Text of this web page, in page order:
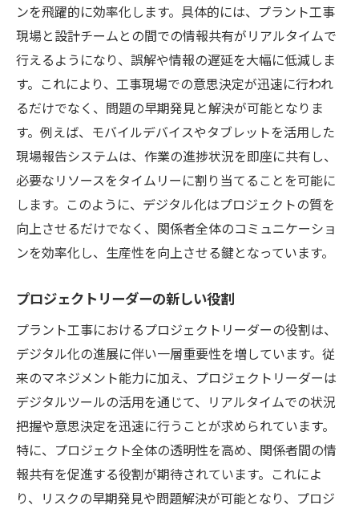
ンを飛躍的に効率化します。具体的には、プラント工事
現場と設計チームとの間での情報共有がリアルタイムで
行えるようになり、誤解や情報の遅延を大幅に低減しま
す。これにより、工事現場での意思決定が迅速に行われ
るだけでなく、問題の早期発見と解決が可能となりま
す。例えば、モバイルデバイスやタブレットを活用した
現場報告システムは、作業の進捗状況を即座に共有し、
必要なリソースをタイムリーに割り当てることを可能に
します。このように、デジタル化はプロジェクトの質を
向上させるだけでなく、関係者全体のコミュニケーショ
ンを効率化し、生産性を向上させる鍵となっています。
プロジェクトリーダーの新しい役割
プラント工事におけるプロジェクトリーダーの役割は、
デジタル化の進展に伴い一層重要性を増しています。従
来のマネジメント能力に加え、プロジェクトリーダーは
デジタルツールの活用を通じて、リアルタイムでの状況
把握や意思決定を迅速に行うことが求められています。
特に、プロジェクト全体の透明性を高め、関係者間の情
報共有を促進する役割が期待されています。これによ
り、リスクの早期発見や問題解決が可能となり、プロジ